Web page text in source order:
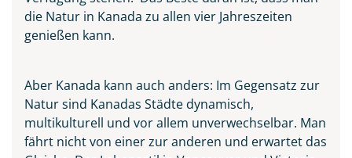
die Natur in Kanada zu allen vier Jahreszeiten
genießen kann.
Aber Kanada kann auch anders: Im Gegensatz zur
Natur sind Kanadas Städte dynamisch,
multikulturell und vor allem unverwechselbar. Man
fährt nicht von einer zur anderen und erwartet das